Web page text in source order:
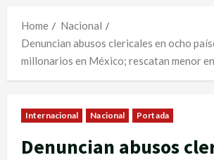
Home
Nacional
Denuncian abusos clericales en ocho
millonarios en México; rescatan menor
Internacional Nacional Portada
Denuncian abusos